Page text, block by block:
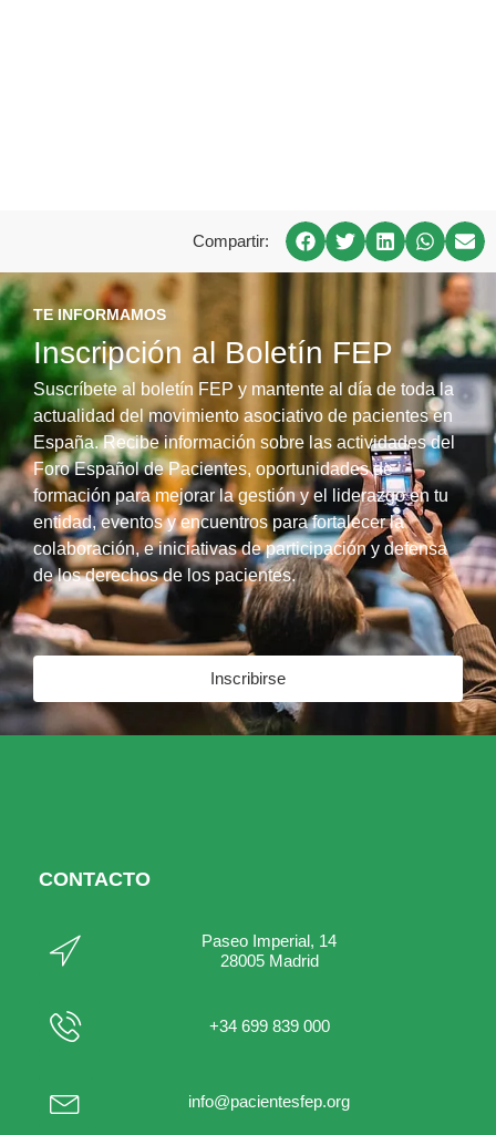
Compartir:
TE INFORMAMOS
Inscripción al Boletín FEP
Suscríbete al boletín FEP y mantente al día de toda la
actualidad del movimiento asociativo de pacientes en
España. Recibe información sobre las actividades del
Foro Español de Pacientes, oportunidades de
formación para mejorar la gestión y el liderazgo en tu
entidad, eventos y encuentros para fortalecer la
colaboración, e iniciativas de participación y defensa
de los derechos de los pacientes.
Inscribirse
CONTACTO
Paseo Imperial, 14
28005 Madrid
+34 699 839 000
info@pacientesfep.org